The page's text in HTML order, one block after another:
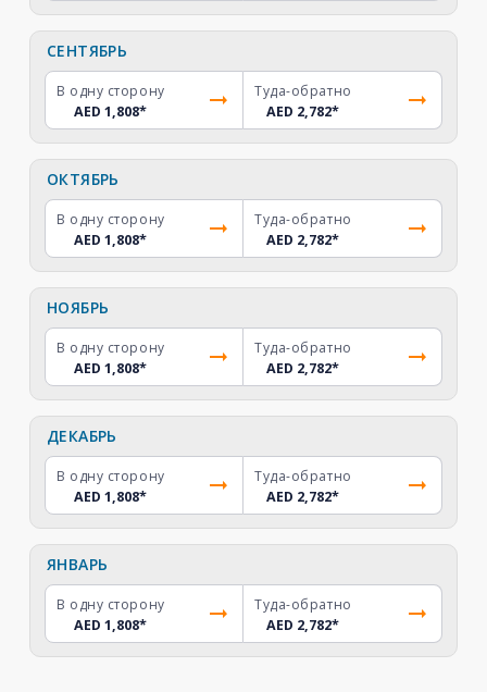
СЕНТЯБРЬ
В одну сторону
AED 1,808*
Туда-обратно
AED 2,782*
ОКТЯБРЬ
В одну сторону
AED 1,808*
Туда-обратно
AED 2,782*
НОЯБРЬ
В одну сторону
AED 1,808*
Туда-обратно
AED 2,782*
ДЕКАБРЬ
В одну сторону
AED 1,808*
Туда-обратно
AED 2,782*
ЯНВАРЬ
В одну сторону
AED 1,808*
Туда-обратно
AED 2,782*